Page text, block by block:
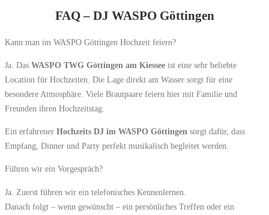
FAQ – DJ WASPO Göttingen
Kann man im WASPO Göttingen Hochzeit feiern?
Ja. Das WASPO TWG Göttingen am Kiessee ist eine sehr beliebte
Location für Hochzeiten. Die Lage direkt am Wasser sorgt für eine
besondere Atmosphäre. Viele Brautpaare feiern hier mit Familie und
Freunden ihren Hochzeitstag.
Ein erfahrener Hochzeits DJ im WASPO Göttingen sorgt dafür, dass
Empfang, Dinner und Party perfekt musikalisch begleitet werden.
Führen wir ein Vorgespräch?
Ja. Zuerst führen wir ein telefonisches Kennenlernen.
Danach folgt – wenn gewünscht – ein persönliches Treffen oder ein